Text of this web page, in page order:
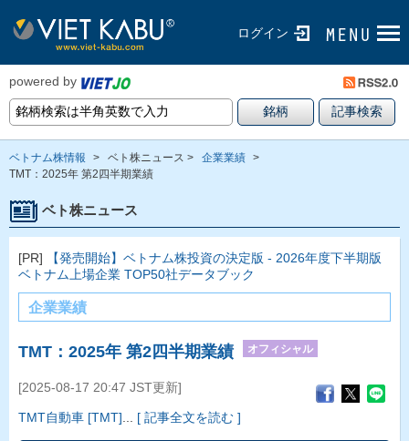
ログイン
powered by
ベトナム株情報 > ベト株ニュース > 企業業績 >
TMT：2025年 第2四半期業績
ベト株ニュース
[PR]
【発売開始】ベトナム株投資の決定版 - 2026年度下半期版
ベトナム上場企業 TOP50社データブック
企業業績
TMT：2025年 第2四半期業績 オフィシャル
[2025-08-17 20:47 JST更新]
TMT自動車 [TMT] [ 記事全文を読む ]